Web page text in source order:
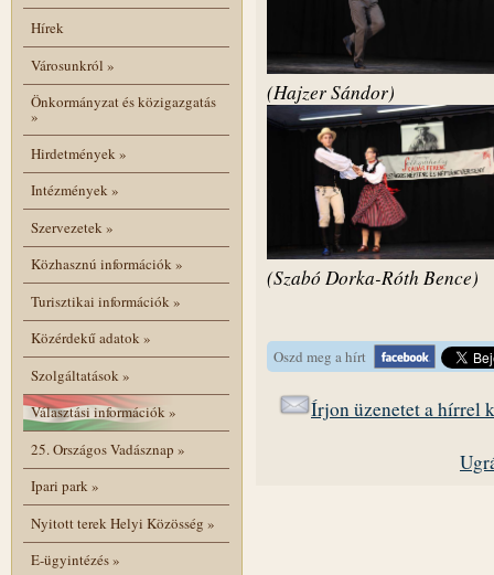
Hírek
Városunkról »
Önkormányzat és közigazgatás
»
Hirdetmények»
Intézmények»
Szervezetek»
Közhasznú információk»
Turisztikai információk»
Közérdekű adatok»
Szolgáltatások»
Választási információk»
25. Országos Vadásznap »
Ipari park»
Nyitott terek Helyi Közösség »
E-ügyintézés»
(Hajzer Sándor)
(Szabó Dorka-Róth Bence)
Oszd meg a hírt
Írjon üzenetet a hírrel